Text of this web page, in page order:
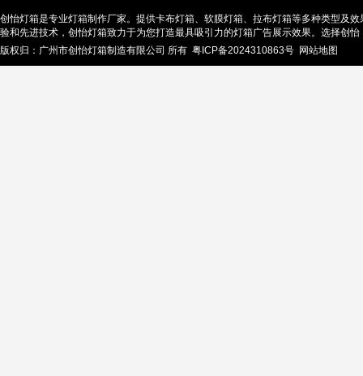
创怡灯箱是专业灯箱制作厂家。提供卡布灯箱、软膜灯箱、拉布灯箱等多种类型及
验和先进技术，创怡灯箱致力于为您打造最具吸引力的灯箱广告展示效果。选择创怡
版权归：广州市创怡灯箱制造有限公司 所有 粤ICP备2024310863号 网站地图